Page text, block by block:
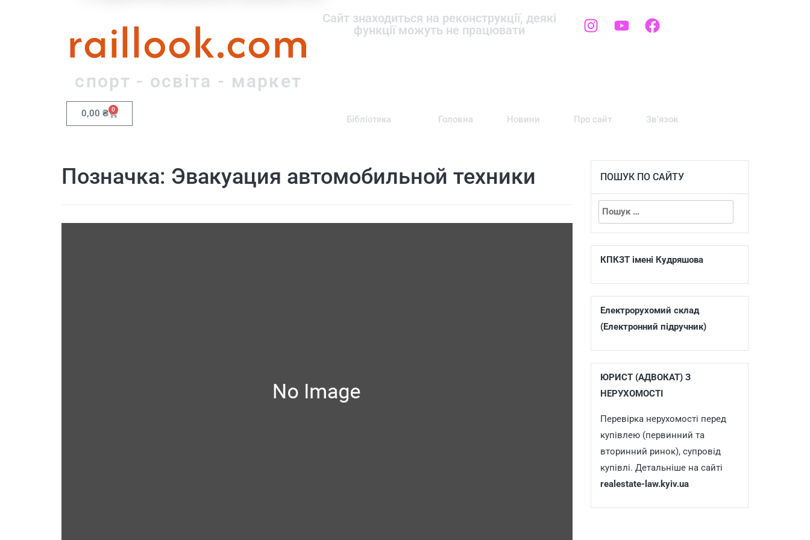
raillook.com
спорт - освіта - маркет
Сайт знаходиться на реконструкції, деякі
функції можуть не працювати
0,00 ₴ 0
Бібліотека Головна Новини Про сайт Зв’язок
Позначка: Эвакуация автомобильной техники ПОШУК ПО САЙТУ
КПКЗТ імені Кудряшова
Електрорухомий склад
(Електронний підручник)
ЮРИСТ (АДВОКАТ) З
НЕРУХОМОСТІ
Перевірка нерухомості перед
купівлею (первинний та
вторинний ринок), супровід
купівлі. Детальніше на сайті
realestate-law.kyiv.ua